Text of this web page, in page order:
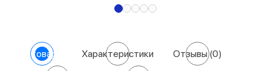
О товаре Характеристики Отзывы(0)